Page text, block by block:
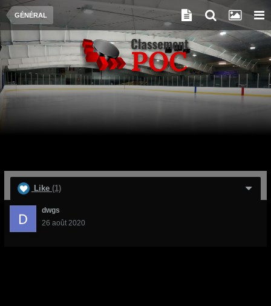
GÉNÉRAL
Like (1)
dwgs
26 août 2020